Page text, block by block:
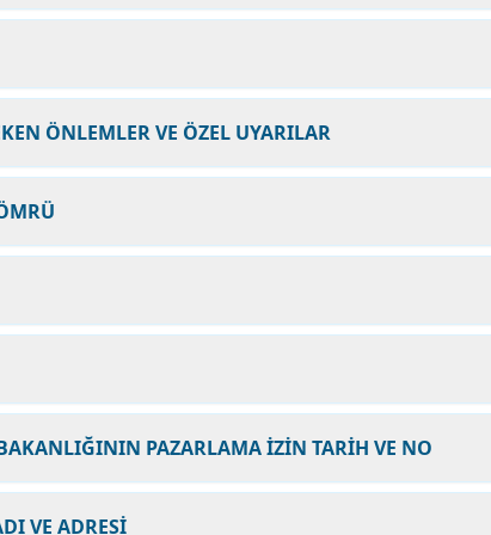
ÖNLEMLER VE ÖZEL UYARILAR
PAZARLAMA İZİN TARİH VE NO
VE ADRESİ